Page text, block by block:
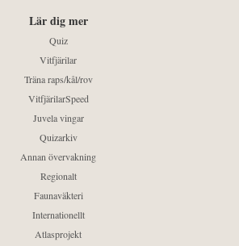
Lär dig mer
Quiz
Vitfjärilar
Träna raps/kål/rov
VitfjärilarSpeed
Juvela vingar
Quizarkiv
Annan övervakning
Regionalt
Faunaväkteri
Internationellt
Atlasprojekt